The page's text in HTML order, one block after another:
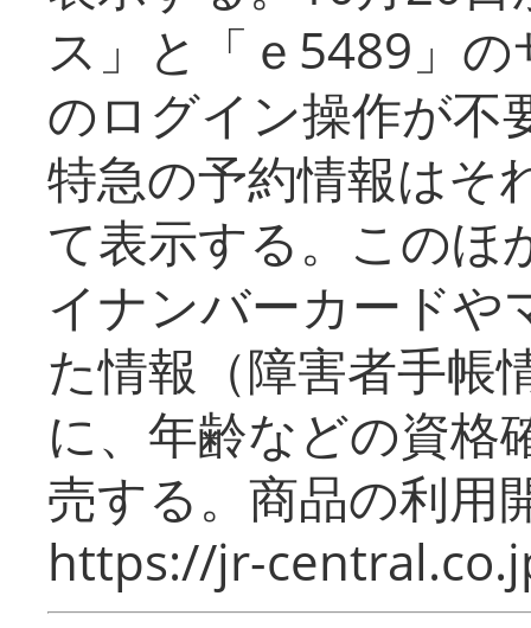
ス」と「ｅ5489」
のログイン操作が不
特急の予約情報はそ
て表示する。このほ
イナンバーカードや
た情報（障害者手帳
に、年齢などの資格
売する。商品の利用
https://jr-